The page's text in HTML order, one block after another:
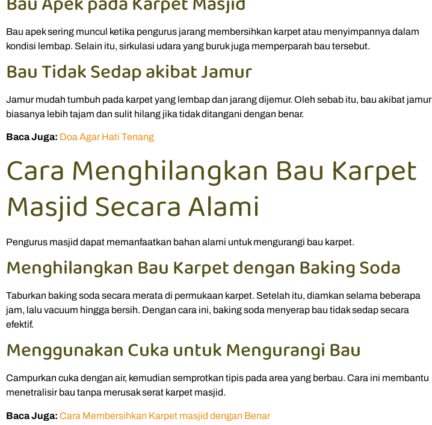
Bau apek sering muncul ketika pengurus jarang membersihkan karpet atau menyimpannya dalam
kondisi lembap. Selain itu, sirkulasi udara yang buruk juga memperparah bau tersebut.
Bau Tidak Sedap akibat Jamur
Jamur mudah tumbuh pada karpet yang lembap dan jarang dijemur. Oleh sebab itu, bau akibat jamur
biasanya lebih tajam dan sulit hilang jika tidak ditangani dengan benar.
Baca Juga: Doa Agar Hati Tenang
Cara Menghilangkan Bau Karpet
Masjid Secara Alami
Pengurus masjid dapat memanfaatkan bahan alami untuk mengurangi bau karpet.
Menghilangkan Bau Karpet dengan Baking Soda
Taburkan baking soda secara merata di permukaan karpet. Setelah itu, diamkan selama beberapa
jam, lalu vacuum hingga bersih. Dengan cara ini, baking soda menyerap bau tidak sedap secara
efektif.
Menggunakan Cuka untuk Mengurangi Bau
Campurkan cuka dengan air, kemudian semprotkan tipis pada area yang berbau. Cara ini membantu
menetralisir bau tanpa merusak serat karpet masjid.
Baca Juga: Cara Membersihkan Karpet masjid dengan Benar